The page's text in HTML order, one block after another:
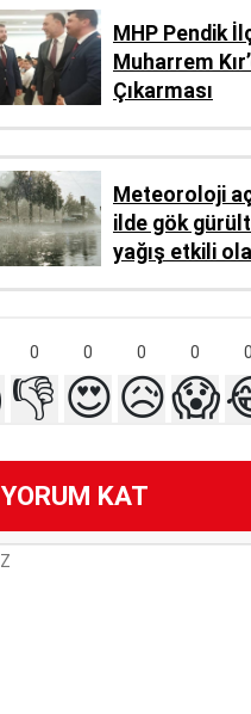
MHP Pendik
Muharrem
Çıkarması
Meteoroloji
ilde gök
yağış etkili
0 0 0 0 0
👎 😍😥😱
YORUM KAT